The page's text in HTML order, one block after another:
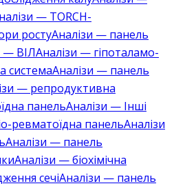
— TORCH-
ростуАналізи — панель
— ВІЛАналізи — гіпоталамо-
системаАналізи — панель
— репродуктивна
панельАналізи — Інші
ревматоїдна панельАналізи
Аналізи — панель
Аналізи — біохімічна
сечіАналізи — панель